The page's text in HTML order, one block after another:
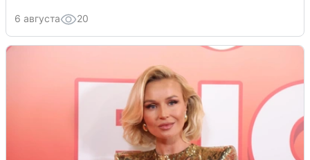
6 августа 20